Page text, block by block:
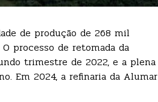
de produção de 268 mil
processo de retomada da
trimestre de 2022, e a plena
Em 2024, a refinaria da Alumar